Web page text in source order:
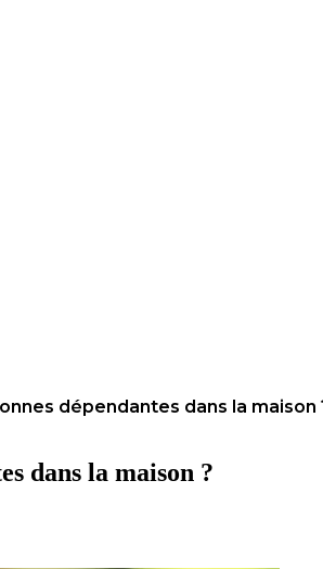
dépendantes dans la maison
dans la maison ?